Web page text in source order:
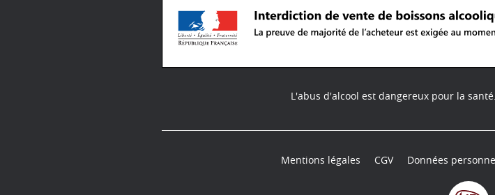
L'abus d'alcool est dangereux pour la santé.
Mentions légales CGV Données